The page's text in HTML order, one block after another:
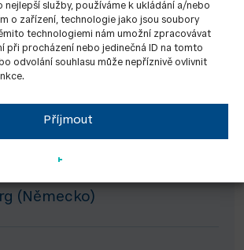
nejlepší služby, používáme k ukládání a/nebo
o zařízení, technologie jako jsou soubory
technologiemi nám umožní zpracovávat
při procházení nebo jedinečná ID na tomto
odvolání souhlasu může nepříznivě ovlivnit
Příjmout
Hannover
- 13. 11. 2026
(Německo)
(Německo)